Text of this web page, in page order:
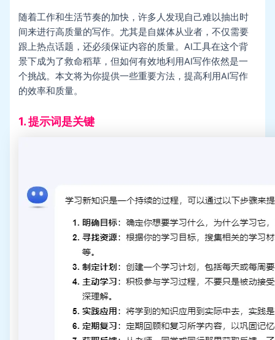
随着工作和生活节奏的加快，许多人发现自己难以抽出时
间来进行高质量的写作。尤其是自媒体从业者，不仅需要
跟上热点话题，还必须保证内容的质量。AI工具在这个背
景下成为了救命稻草，但如何有效地利用AI写作依然是一
个挑战。本文将为你提供一些重要方法，提高利用AI写作
的效率和质量。
1. 提示词是关键